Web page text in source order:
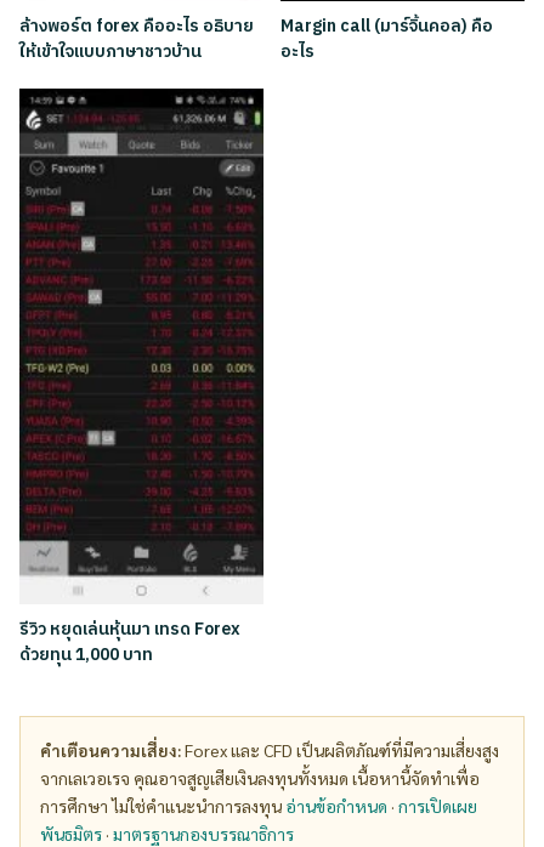
ล้างพอร์ต forex คืออะไร อธิบาย
ให้เข้าใจแบบภาษาชาวบ้าน
Margin call (มาร์จิ้นคอล) คือ
อะไร
รีวิว หยุดเล่นหุ้นมา เทรด Forex
ด้วยทุน 1,000 บาท
คำเตือนความเสี่ยง:Forex และ CFD เป็นผลิตภัณฑ์ที่มีความเสี่ยงสูง
จากเลเวอเรจ คุณอาจสูญเสียเงินลงทุนทั้งหมด เนื้อหานี้จัดทำเพื่อ
การศึกษา ไม่ใช่คำแนะนำการลงทุน อ่านข้อกำหนด · การเปิดเผย
พันธมิตร · มาตรฐานกองบรรณาธิการ